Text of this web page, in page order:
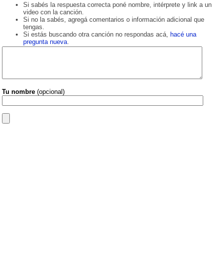
Si sabés la respuesta correcta poné nombre, intérprete y link a un
video con la canción.
Si no la sabés, agregá comentarios o información adicional que
tengas.
Si estás buscando otra canción no respondas acá,
hacé una
pregunta nueva.
Tu nombre (opcional)